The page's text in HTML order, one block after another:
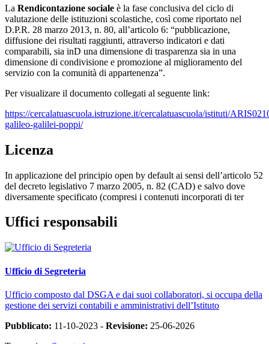
La Rendicontazione sociale è la fase conclusiva del ciclo di
valutazione delle istituzioni scolastiche, così come riportato nel
D.P.R. 28 marzo 2013, n. 80, all’articolo 6: “pubblicazione,
diffusione dei risultati raggiunti, attraverso indicatori e dati
comparabili, sia inD una dimensione di trasparenza sia in una
dimensione di condivisione e promozione al miglioramento del
servizio con la comunità di appartenenza”.
Per visualizare il documento collegati al seguente link:
https://cercalatuascuola.istruzione.it/cercalatuascuola/istituti/
galileo-galilei-poppi/
Licenza
In applicazione del principio open by default ai sensi dell’articolo 52
del decreto legislativo 7 marzo 2005, n. 82 (CAD) e salvo dove
diversamente specificato (compresi i contenuti incorporati di ter
Uffici responsabili
Ufficio di Segreteria
Ufficio composto dal DSGA e dai suoi collaboratori, si occupa della
gestione dei servizi contabili e amministrativi dell’Istituto
Pubblicato: 11-10-2023 - Revisione: 25-06-2026